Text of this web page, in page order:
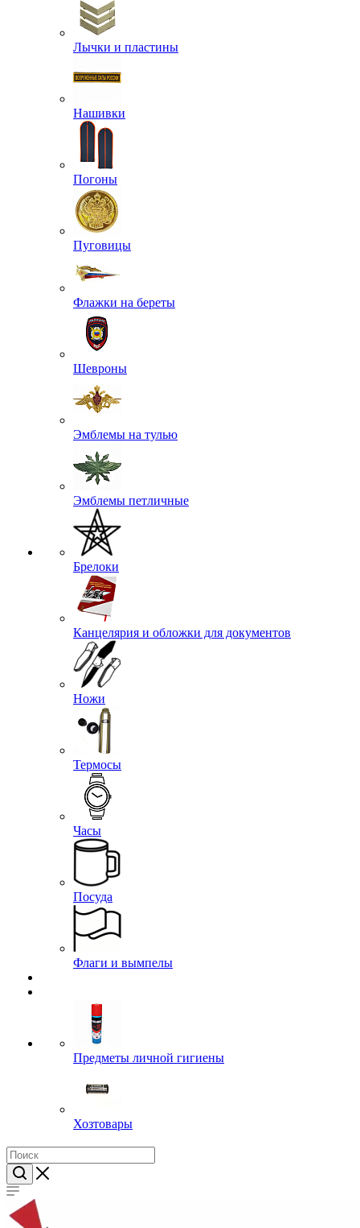
Лычки и пластины
Нашивки
Погоны
Пуговицы
Флажки на береты
Шевроны
Эмблемы на тулью
Эмблемы петличные
Брелоки
Канцелярия и обложки для документов
Ножи
Термосы
Часы
Посуда
Флаги и вымпелы
Предметы личной гигиены
Хозтовары